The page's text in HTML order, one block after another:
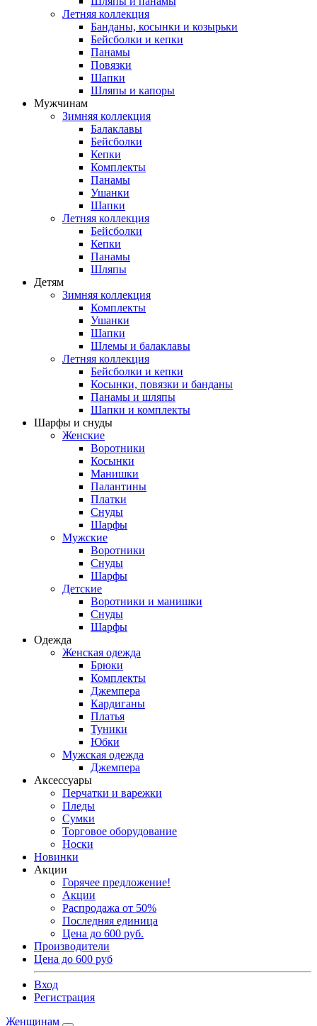
Летняя коллекция
Банданы, косынки и козырьки
Бейсболки и кепки
Панамы
Повязки
Шапки
Шляпы и капоры
Мужчинам
Зимняя коллекция
Балаклавы
Бейсболки
Кепки
Комплекты
Панамы
Ушанки
Шапки
Летняя коллекция
Бейсболки
Кепки
Панамы
Шляпы
Детям
Зимняя коллекция
Комплекты
Ушанки
Шапки
Шлемы и балаклавы
Летняя коллекция
Бейсболки и кепки
Косынки, повязки и банданы
Панамы и шляпы
Шапки и комплекты
Шарфы и снуды
Женские
Воротники
Косынки
Манишки
Палантины
Платки
Снуды
Шарфы
Мужские
Воротники
Снуды
Шарфы
Детские
Воротники и манишки
Снуды
Шарфы
Одежда
Женская одежда
Брюки
Комплекты
Джемпера
Кардиганы
Платья
Туники
Юбки
Мужская одежда
Джемпера
Аксессуары
Перчатки и варежки
Пледы
Сумки
Торговое оборудование
Носки
Новинки
Акции
Горячее предложение!
Акции
Распродажа от 50%
Последняя единица
Цена до 600 руб.
Производители
Цена до 600 руб
Вход
Регистрация
Женщинам